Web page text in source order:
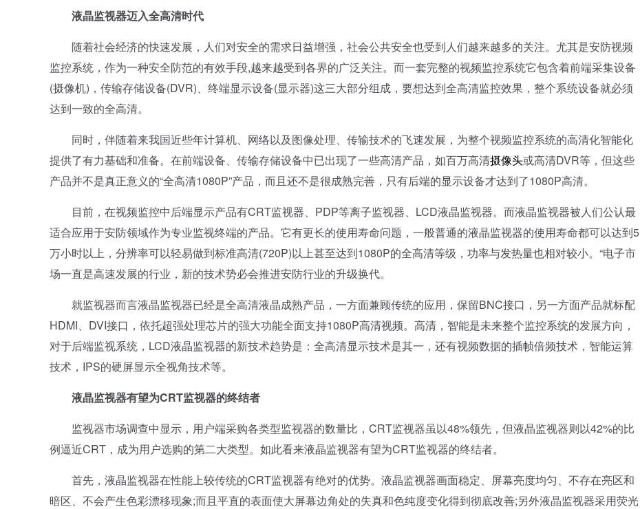
液晶监视器迈入全高清时代
随着社会经济的快速发展，人们对安全的需求日益增强，社会公共安全也受到人们越来越多的关注。尤其是安防视频
监控系统，作为一种安全防范的有效手段,越来越受到各界的广泛关注。而一套完整的视频监控系统它包含着前端采集设备
(摄像机)，传输存储设备(DVR)、终端显示设备(显示器)这三大部分组成，要想达到全高清监控效果，整个系统设备就必须
达到一致的全高清。
同时，伴随着来我国近些年计算机、网络以及图像处理、传输技术的飞速发展，为整个视频监控系统的高清化智能化
提供了有力基础和准备。在前端设备、传输存储设备中已出现了一些高清产品，如百万高清摄像头或高清DVR等，但这些
产品并不是真正意义的“全高清1080P”产品，而且还不是很成熟完善，只有后端的显示设备才达到了1080P高清。
目前，在视频监控中后端显示产品有CRT监视器、PDP等离子监视器、LCD液晶监视器。而液晶监视器被人们公认最
适合应用于安防领域作为专业监视终端的产品。它有更长的使用寿命问题，一般普通的液晶监视器的使用寿命都可以达到5
万小时以上，分辨率可以轻易做到标准高清(720P)以上甚至达到1080P的全高清等级，功率与发热量也相对较小。“电子市
场一直是高速发展的行业，新的技术势必会推进安防行业的升级换代。
就监视器而言液晶监视器已经是全高清液晶成熟产品，一方面兼顾传统的应用，保留BNC接口，另一方面产品就标配
HDMI、DVI接口，依托超强处理芯片的强大功能全面支持1080P高清视频。高清，智能是未来整个监控系统的发展方向，
对于后端监视系统，LCD液晶监视器的新技术趋势是：全高清显示技术是其一，还有视频数据的插帧倍频技术，智能运算
技术，IPS的硬屏显示全视角技术等。
液晶监视器有望为CRT监视器的终结者
监视器市场调查中显示，用户端采购各类型监视器的数量比，CRT监视器虽以48%领先，但液晶监视器则以42%的比
例逼近CRT，成为用户选购的第二大类型。如此看来液晶监视器有望为CRT监视器的终结者。
首先，液晶监视器在性能上较传统的CRT监视器有绝对的优势。液晶监视器画面稳定、屏幕亮度均匀、不存在亮区和
暗区、不会产生色彩漂移现象;而且平直的表面使大屏幕边角处的失真和色纯度变化得到彻底改善;另外液晶监视器采用荧光